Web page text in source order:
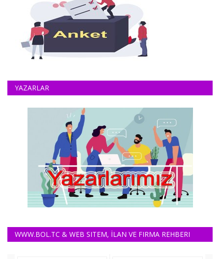
YAZARLAR
WWW.BOL.TC & WEB SITEM, İLAN VE FIRMA REHBERI